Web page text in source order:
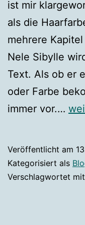
ist mir
als die
mehrere
Nele Sibylle
Text. Als ob er
oder Farbe
immer vor.…
Veröffentlicht am
Kategorisiert als
Verschlagwortet mit